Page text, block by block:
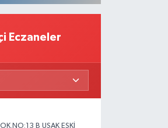
Eczaneler
B UŞAK ESKİ